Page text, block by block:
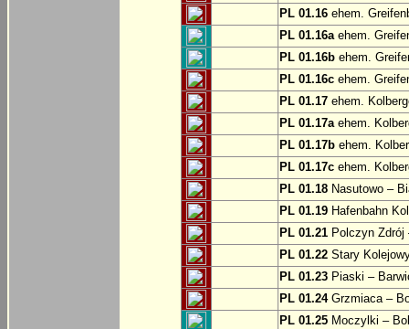
PL 01.16 ehem.
PL 01.16aehem.
PL 01.16b ehem.
PL 01.16c ehem.
PL 01.17 ehem.
PL 01.17aehem.
PL 01.17b ehem.
PL 01.17c ehem.
PL 01.18 Nasutowo –
PL 01.19 Hafenbahn
PL 01.21 Polczyn
PL 01.22 Stary
PL 01.23 Piaski –
PL 01.24Grzmiaca –
PL 01.25 Moczylki –